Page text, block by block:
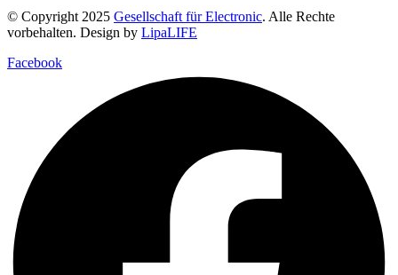
© Copyright 2025 Gesellschaft für Electronic. Alle Rechte
vorbehalten. Design by LipaLIFE
Facebook